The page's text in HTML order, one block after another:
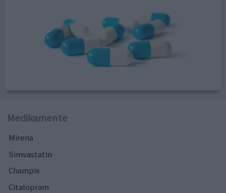
Medikamente
Mirena
Simvastatin
Champix
Citalopram